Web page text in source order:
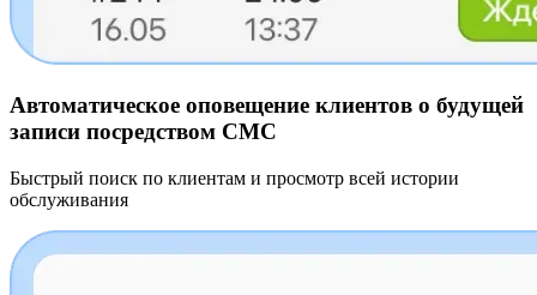
Автоматическое оповещение клиентов о будущей
записи посредством СМС
Быстрый поиск по клиентам и просмотр всей истории
обслуживания